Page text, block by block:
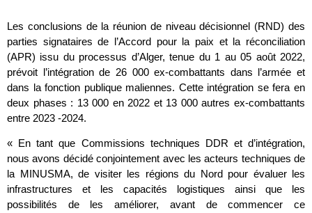
Les conclusions de la réunion de niveau décisionnel (RND) des
parties signataires de l’Accord pour la paix et la réconciliation
(APR) issu du processus d’Alger, tenue du 1 au 05 août 2022,
prévoit l’intégration de 26 000 ex-combattants dans l’armée et
dans la fonction publique maliennes. Cette intégration se fera en
deux phases : 13 000 en 2022 et 13 000 autres ex-combattants
entre 2023 -2024.
« En tant que Commissions techniques DDR et d’intégration,
nous avons décidé conjointement avec les acteurs techniques de
la MINUSMA, de visiter les régions du Nord pour évaluer les
infrastructures et les capacités logistiques ainsi que les
possibilités de les améliorer, avant de commencer ce